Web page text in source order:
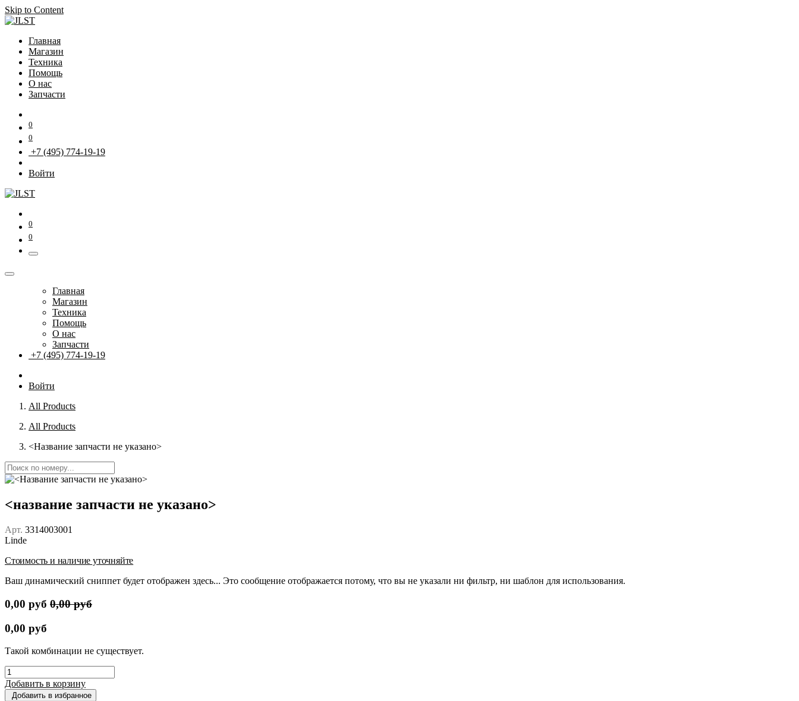
Skip to Content
Главная
Магазин
Техника
Помощь
О нас
Запчасти
0
0
+7 (495) 774-19-19
Войти
0
0
Главная
Магазин
Техника
Помощь
О нас
Запчасти
+7 (495) 774-19-19
Войти
All Products
All Products
<Название запчасти не указано>
<название запчасти не указано>
Арт. 3314003001
Linde
Стоимость и наличие уточняйте
Ваш динамический сниппет будет отображен здесь... Это сообщение отображается потому, что вы не указали ни фильтр, ни шаблон для использования.
0,00 руб 0,00руб
0,00 руб
Такой комбинации не существует.
Добавить в корзину
Добавить в избранное